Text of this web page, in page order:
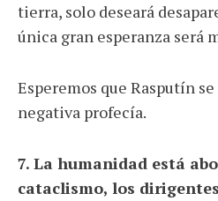
tierra, solo deseará
única gran esperanza será
Esperemos que Rasputín
negativa profecía.
7. La humanidad está
cataclismo, los